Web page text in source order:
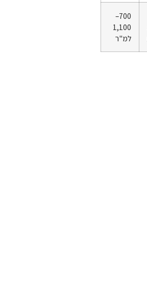
700–
1,100
למ"ר